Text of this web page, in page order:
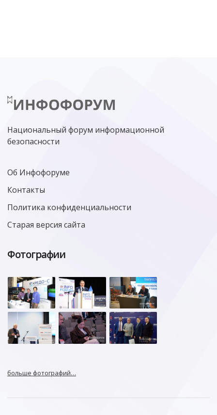
Национальный форум информационной
безопасности
Об Инфофоруме
Контакты
Политика конфиденциальности
Старая версия сайта
Фотографии
больше фотографий…